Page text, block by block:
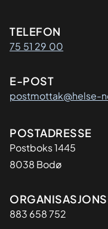
TELEFON
75 51 29 00
E-POST
postmottak@helse-
Adresse
POSTADRESSE
Postboks 1445
8038 Bodø
883 658 752